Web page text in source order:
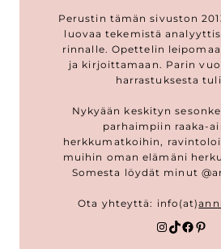
Perustin tämän sivuston
luovaa tekemistä
rinnalle. Opettelin
ja kirjoittamaan. Parin
harrastuksesta
Nykyään keskityn
parhaimpiin raaka-
herkkumatkoihin,
muihin oman elämäni
Somesta löydät minut
Ota yhteyttä: info(at)
Instagram
TikTok